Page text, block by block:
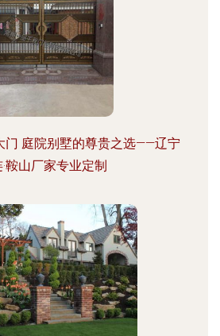
门 庭院别墅的尊贵之选——辽宁
鞍山厂家专业定制